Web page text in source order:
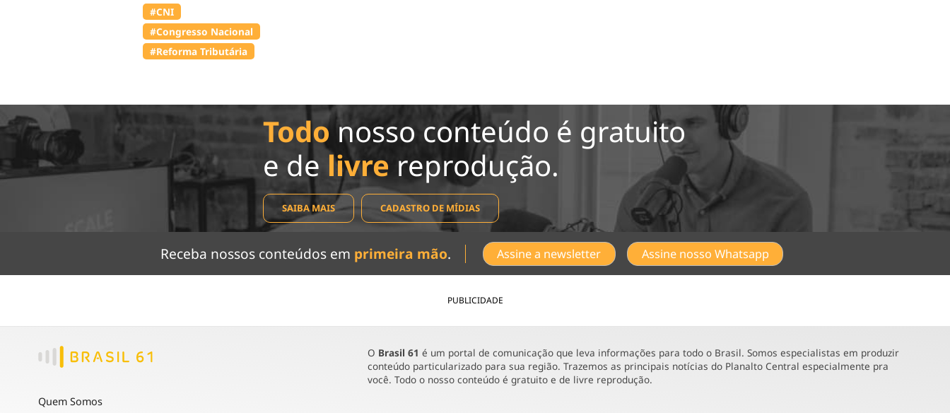
#CNI
#Congresso Nacional
#Reforma Tributária
Todonosso conteúdo é gratuito
e de livre reprodução.
SAIBA MAIS CADASTRO DE MÍDIAS
Receba nossos conteúdos em primeira mão. Assine a newsletter Assine nosso Whatsapp
PUBLICIDADE
Quem Somos
O Brasil 61 é um portal de comunicação que leva informações para todo o Brasil. Somos especialistas em produzir
conteúdo particularizado para sua região. Trazemos as principais notícias do Planalto Central especialmente pra
você. Todo o nosso conteúdo é gratuito e de livre reprodução.